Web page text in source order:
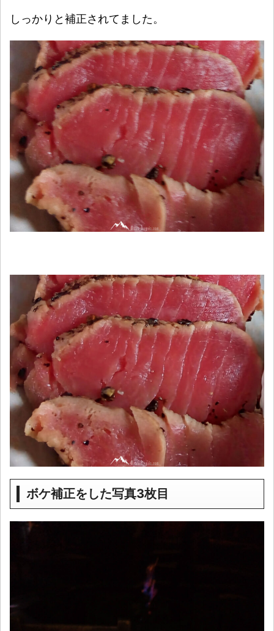
しっかりと補正されてました。
ボケ補正をした写真3枚目